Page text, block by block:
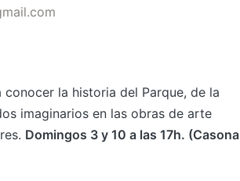
conocer la historia del Parque, de la
imaginarios en las obras de arte
Domingos 3 y 10 a las 17h. (Casona